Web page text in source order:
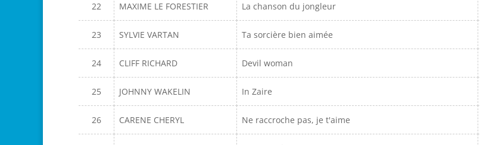
22 MAXIME LE FORESTIER La chanson du jongleur
23 SYLVIE VARTAN Ta sorcière bien aimée
24 CLIFF RICHARD Devil woman
25 JOHNNY WAKELIN In Zaire
26 CARENE CHERYL Ne raccroche pas, je t'aime